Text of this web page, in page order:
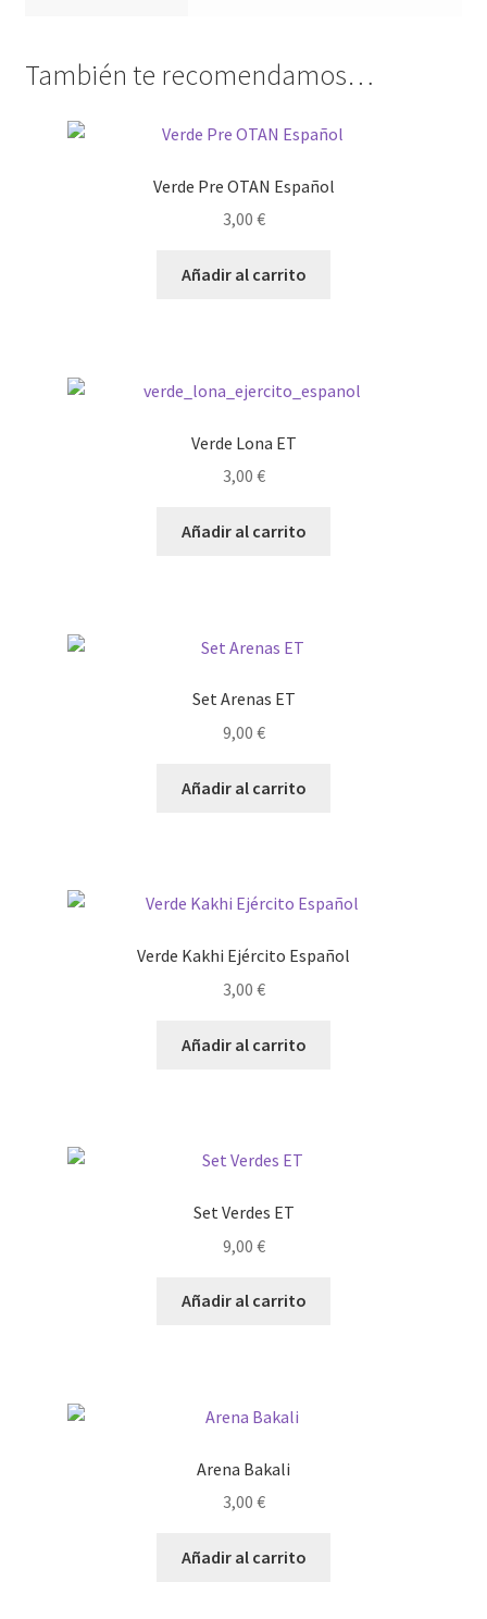
También te recomendamos…
Verde Pre OTAN Español
3,00 €
Añadir al carrito
Verde Lona ET
3,00 €
Añadir al carrito
Set Arenas ET
9,00 €
Añadir al carrito
Verde Kakhi Ejército Español
3,00 €
Añadir al carrito
Set Verdes ET
9,00 €
Añadir al carrito
Arena Bakali
3,00 €
Añadir al carrito